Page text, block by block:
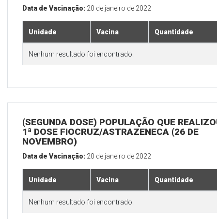
Data de Vacinação: 20 de janeiro de 2022
Unidade Vacina Quantidade
Nenhum resultado foi encontrado.
(SEGUNDA DOSE) POPULAÇÃO QUE
1ª DOSE FIOCRUZ/ASTRAZENECA (26 DE
NOVEMBRO)
Data de Vacinação: 20 de janeiro de 2022
Unidade Vacina Quantidade
Nenhum resultado foi encontrado.